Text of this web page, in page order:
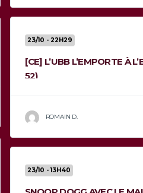
23/10 - 22H29
[CE] L’UBB L’EMPORTE À
52)
ROMAIN D.
23/10 - 13H40